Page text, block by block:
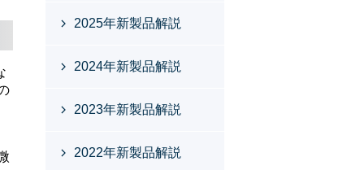
2025年新製品解説
2024年新製品解説
2023年新製品解説
2022年新製品解説